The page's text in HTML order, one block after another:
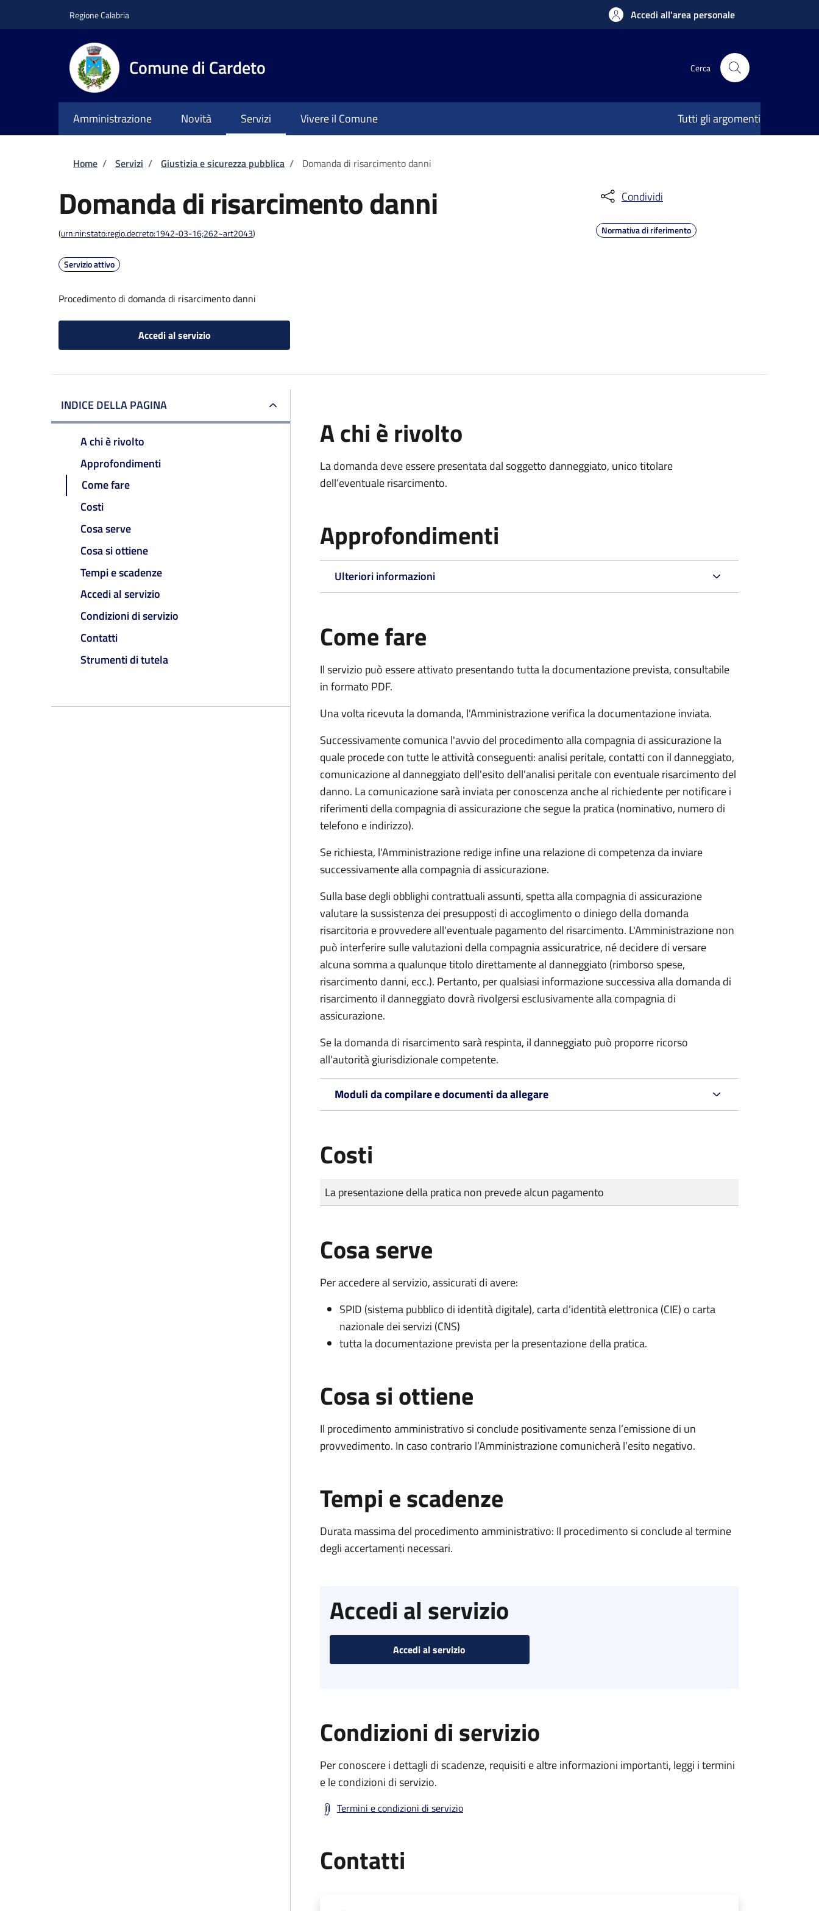
Regione Calabria Accedi all'area personale
Comune di Cardeto Cerca
Amministrazione Novità Servizi Vivere il Comune Tutti gli argomenti
Briciole di pane
Home / Servizi / Giustizia e sicurezza pubblica / Domanda di risarcimento danni
Domanda di risarcimento danni
(urn:nir:stato:regio.decreto:1942-03-16;262~art2043)
Servizio attivo
Procedimento di domanda di risarcimento danni
Accedi al servizio
Condividi
Normativa di riferimento
INDICE DELLA PAGINA
A chi è rivolto
Approfondimenti
Come fare
Costi
Cosa serve
Cosa si ottiene
Tempi e scadenze
Accedi al servizio
Condizioni di servizio
Contatti
Strumenti di tutela
A chi è rivolto
La domanda deve essere presentata dal soggetto danneggiato, unico titolare
dell’eventuale risarcimento.
Approfondimenti
Ulteriori informazioni
Come fare
Il servizio può essere attivato presentando tutta la documentazione prevista, consultabile
in formato PDF.
Una volta ricevuta la domanda, l'Amministrazione verifica la documentazione inviata.
Successivamente comunica l'avvio del procedimento alla compagnia di assicurazione la
quale procede con tutte le attività conseguenti: analisi peritale, contatti con il danneggiato,
comunicazione al danneggiato dell'esito dell'analisi peritale con eventuale risarcimento del
danno. La comunicazione sarà inviata per conoscenza anche al richiedente per notificare i
riferimenti della compagnia di assicurazione che segue la pratica (nominativo, numero di
telefono e indirizzo).
Se richiesta, l'Amministrazione redige infine una relazione di competenza da inviare
successivamente alla compagnia di assicurazione.
Sulla base degli obblighi contrattuali assunti, spetta alla compagnia di assicurazione
valutare la sussistenza dei presupposti di accoglimento o diniego della domanda
risarcitoria e provvedere all'eventuale pagamento del risarcimento. L'Amministrazione non
può interferire sulle valutazioni della compagnia assicuratrice, né decidere di versare
alcuna somma a qualunque titolo direttamente al danneggiato (rimborso spese,
risarcimento danni, ecc.). Pertanto, per qualsiasi informazione successiva alla domanda di
risarcimento il danneggiato dovrà rivolgersi esclusivamente alla compagnia di
assicurazione.
Se la domanda di risarcimento sarà respinta, il danneggiato può proporre ricorso
all'autorità giurisdizionale competente.
Moduli da compilare e documenti da allegare
Costi
Tipo di pagamento
Importo
La presentazione della pratica non prevede alcun pagamento
Cosa serve
Per accedere al servizio, assicurati di avere:
SPID (sistema pubblico di identità digitale), carta d’identità elettronica (CIE) o carta
nazionale dei servizi (CNS)
tutta la documentazione prevista per la presentazione della pratica.
Cosa si ottiene
Il procedimento amministrativo si conclude positivamente senza l’emissione di un
provvedimento. In caso contrario l’Amministrazione comunicherà l’esito negativo.
Tempi e scadenze
Durata massima del procedimento amministrativo: Il procedimento si conclude al termine
degli accertamenti necessari.
Accedi al servizio
Accedi al servizio
Condizioni di servizio
Per conoscere i dettagli di scadenze, requisiti e altre informazioni importanti, leggi i termini
e le condizioni di servizio.
Termini e condizioni di servizio
Contatti